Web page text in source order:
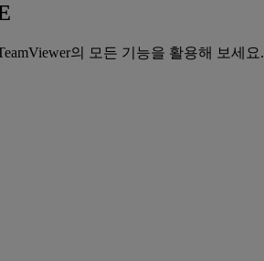
의 모든 기능을 활용해 보세요.